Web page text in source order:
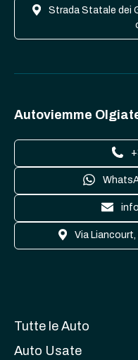
Strada Statale dei
Autoviemme
Via
Tutte le Auto
Auto Usate